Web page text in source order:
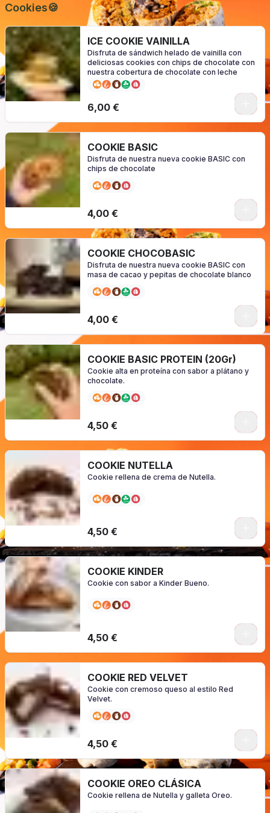
Cookies🍪
ICE COOKIE VAINILLA
Disfruta de sándwich helado de vainilla con
deliciosas cookies con chips de chocolate con
nuestra cobertura de chocolate con leche
6,00 €
COOKIE BASIC
Disfruta de nuestra nueva cookie BASIC con
chips de chocolate
4,00 €
COOKIE CHOCOBASIC
Disfruta de nuestra nueva cookie BASIC con
masa de cacao y pepitas de chocolate blanco
4,00 €
COOKIE BASIC PROTEIN (20Gr)
Cookie alta en proteína con sabor a plátano y
chocolate.
4,50 €
COOKIE NUTELLA
Cookie rellena de crema de Nutella.
4,50 €
COOKIE KINDER
Cookie con sabor a Kinder Bueno.
4,50 €
COOKIE RED VELVET
Cookie con cremoso queso al estilo Red
Velvet.
4,50 €
COOKIE OREO CLÁSICA
Cookie rellena de Nutella y galleta Oreo.